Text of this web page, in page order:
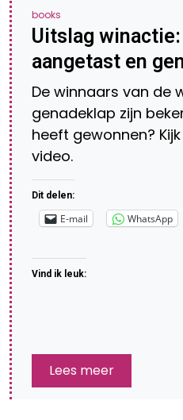
books
Uitslag
aangetast en
De winnaars van de
genadeklap zijn
heeft gewonnen?
video.
Dit delen:
E-mail WhatsApp
Vind ik leuk:
Lees meer